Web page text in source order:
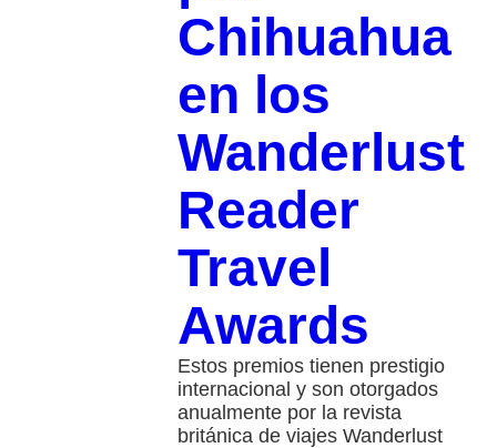
Chihuahua
en los
Wanderlust
Reader
Travel
Awards
Estos premios tienen prestigio
internacional y son otorgados
anualmente por la revista
británica de viajes Wanderlust